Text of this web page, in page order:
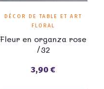
DÉCOR DE TABLE ET ART
FLORAL
Fleur en organza rose
/32
Prix
3,90 €